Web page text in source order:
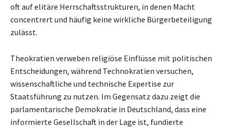
oft auf elitäre Herrschaftsstrukturen, in denen Macht
concentrert und häufig keine wirkliche Bürgerbeteiligung
zulässt.
Theokratien verweben religiöse Einflüsse mit politischen
Entscheidungen, während Technokratien versuchen,
wissenschaftliche und technische Expertise zur
Staatsführung zu nutzen. Im Gegensatz dazu zeigt die
parlamentarische Demokratie in Deutschland, dass eine
informierte Gesellschaft in der Lage ist, fundierte